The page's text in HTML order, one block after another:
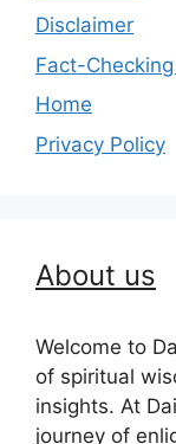
Disclaimer
Fact-
Home
Privacy Policy
About us
Welcome to
of spiritual
insights. At
journey of